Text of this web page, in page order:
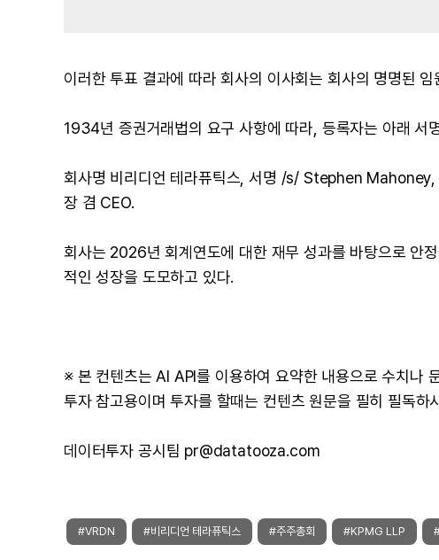
이러한 투표 결과에 따라 회사의 이사회는 회사의 명명된
1934년 증권거래법의 요구 사항에 따라, 등록자는 아래 서
회사명 비리디언 테라퓨틱스, 서명 /s/ Stephen
장 겸 CEO.
회사는 2026년 회계연도에 대한 재무 성과를 바탕으로 안
적인 성장을 도모하고 있다.
※ 본 컨텐츠는 AI API를 이용하여 요약한 내용으로 수치나
투자 참고용이며 투자를 할때는 컨텐츠 원문을 필히 필독하
데이터투자 공시팀 pr@datatooza.com
#VRDN #비리디언 테라퓨틱스 #주주총회 #KPMG LLP